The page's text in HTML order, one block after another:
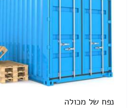
נפח של מכולה